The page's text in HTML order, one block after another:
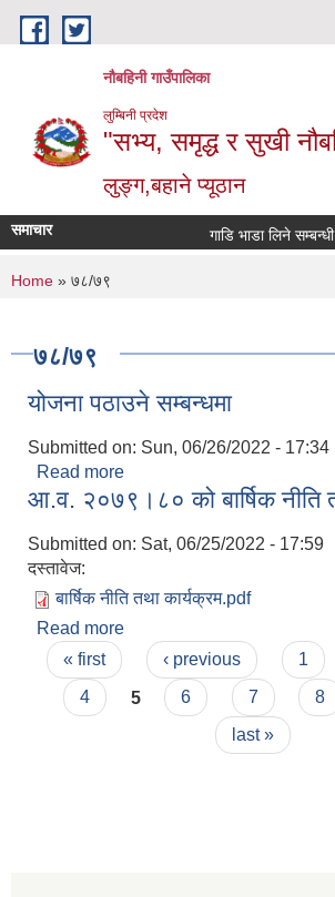
Skip to main content
नौबहिनी गाउँपालिका
लुम्बिनी प्रदेश
"सभ्य, समृद्ध र सुखी
लुङ्ग,बहाने प्यूठान
समाचार गाडि भाडा लिने सम्बन्धी
You are here
Home » ७८/७९
७८/७९
योजना पठाउने सम्बन्धमा
Submitted on: Sun, 06/26/2022 - 17:34
Read more
आ.व. २०७९।८० को बार्षिक नीति
Submitted on: Sat, 06/25/2022 - 17:59
दस्तावेज:
बार्षिक नीति तथा कार्यक्रम.pdf
Read more
Pages
« first ‹ previous 1
4
5 6 7 8
last »